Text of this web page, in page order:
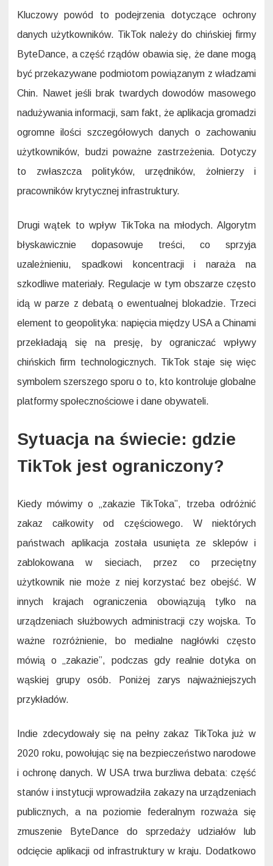
Kluczowy powód to podejrzenia dotyczące ochrony
danych użytkowników. TikTok należy do chińskiej firmy
ByteDance, a część rządów obawia się, że dane mogą
być przekazywane podmiotom powiązanym z władzami
Chin. Nawet jeśli brak twardych dowodów masowego
nadużywania informacji, sam fakt, że aplikacja gromadzi
ogromne ilości szczegółowych danych o zachowaniu
użytkowników, budzi poważne zastrzeżenia. Dotyczy
to zwłaszcza polityków, urzędników, żołnierzy i
pracowników krytycznej infrastruktury.
Drugi wątek to wpływ TikToka na młodych. Algorytm
błyskawicznie dopasowuje treści, co sprzyja
uzależnieniu, spadkowi koncentracji i naraża na
szkodliwe materiały. Regulacje w tym obszarze często
idą w parze z debatą o ewentualnej blokadzie. Trzeci
element to geopolityka: napięcia między USA a Chinami
przekładają się na presję, by ograniczać wpływy
chińskich firm technologicznych. TikTok staje się więc
symbolem szerszego sporu o to, kto kontroluje globalne
platformy społecznościowe i dane obywateli.
Sytuacja na świecie: gdzie
TikTok jest ograniczony?
Kiedy mówimy o „zakazie TikToka”, trzeba odróżnić
zakaz całkowity od częściowego. W niektórych
państwach aplikacja została usunięta ze sklepów i
zablokowana w sieciach, przez co przeciętny
użytkownik nie może z niej korzystać bez obejść. W
innych krajach ograniczenia obowiązują tylko na
urządzeniach służbowych administracji czy wojska. To
ważne rozróżnienie, bo medialne nagłówki często
mówią o „zakazie”, podczas gdy realnie dotyka on
wąskiej grupy osób. Poniżej zarys najważniejszych
przykładów.
Indie zdecydowały się na pełny zakaz TikToka już w
2020 roku, powołując się na bezpieczeństwo narodowe
i ochronę danych. W USA trwa burzliwa debata: część
stanów i instytucji wprowadziła zakazy na urządzeniach
publicznych, a na poziomie federalnym rozważa się
zmuszenie ByteDance do sprzedaży udziałów lub
odcięcie aplikacji od infrastruktury w kraju. Dodatkowo